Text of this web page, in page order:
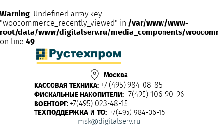
Warning: Undefined array key
"woocommerce_recently_viewed" in /var/www/www-
root/data/www/digitalserv.ru/media_components/
on line 49
Москва
КАССОВАЯ ТЕХНИКА: +7 (495) 984-08-85
ФИСКАЛЬНЫЕ НАКОПИТЕЛИ: +7(495) 106-90-96
ВОЕНТОРГ: +7(495) 023-48-15
ТЕХПОДДЕРЖКА И ТО: +7(495) 984-06-15
msk@digitalserv.ru